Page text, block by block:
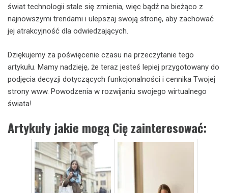
świat technologii stale się zmienia, więc bądź na bieżąco z
najnowszymi trendami i ulepszaj swoją stronę, aby zachować
jej atrakcyjność dla odwiedzających.
Dziękujemy za poświęcenie czasu na przeczytanie tego
artykułu. Mamy nadzieję, że teraz jesteś lepiej przygotowany do
podjęcia decyzji dotyczących funkcjonalności i cennika Twojej
strony www. Powodzenia w rozwijaniu swojego wirtualnego
świata!
Artykuły jakie mogą Cię zainteresować: